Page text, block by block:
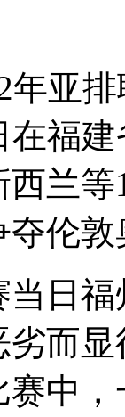
亚排
在福
兰
伦
福
而
中